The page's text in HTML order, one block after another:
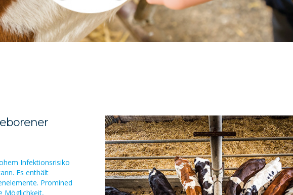
Infektionsrisiko
Es enthält
Promined
Möglichkeit,